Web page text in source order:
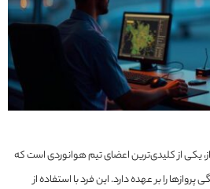
یکی از کلیدی‌ترین اعضای تیم هوانوردی است که
را بر عهده دارد. این فرد با استفاده از